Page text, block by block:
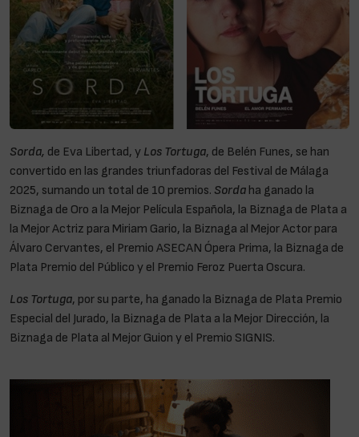
Sorda, de Eva Libertad, y Los Tortuga, de Belén Funes, se han
convertido en las grandes triunfadoras del Festival de Málaga
2025, sumando un total de 10 premios. Sorda ha ganado la
Biznaga de Oro a la Mejor Película Española, la Biznaga de Plata a
la Mejor Actriz para Miriam Gario, la Biznaga al Mejor Actor para
Álvaro Cervantes, el Premio ASECAN Ópera Prima, la Biznaga de
Plata Premio del Público y el Premio Feroz Puerta Oscura.
Los Tortuga, por su parte, ha ganado la Biznaga de Plata Premio
Especial del Jurado, la Biznaga de Plata a la Mejor Dirección, la
Biznaga de Plata al Mejor Guion y el Premio SIGNIS.